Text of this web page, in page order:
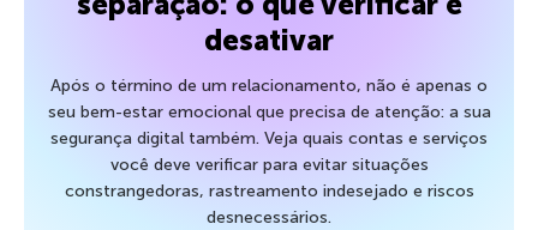
desativar
Após o término de um relacionamento, não é apenas o
seu bem-estar emocional que precisa de atenção: a sua
segurança digital também. Veja quais contas e serviços
você deve verificar para evitar situações
constrangedoras, rastreamento indesejado e riscos
desnecessários.